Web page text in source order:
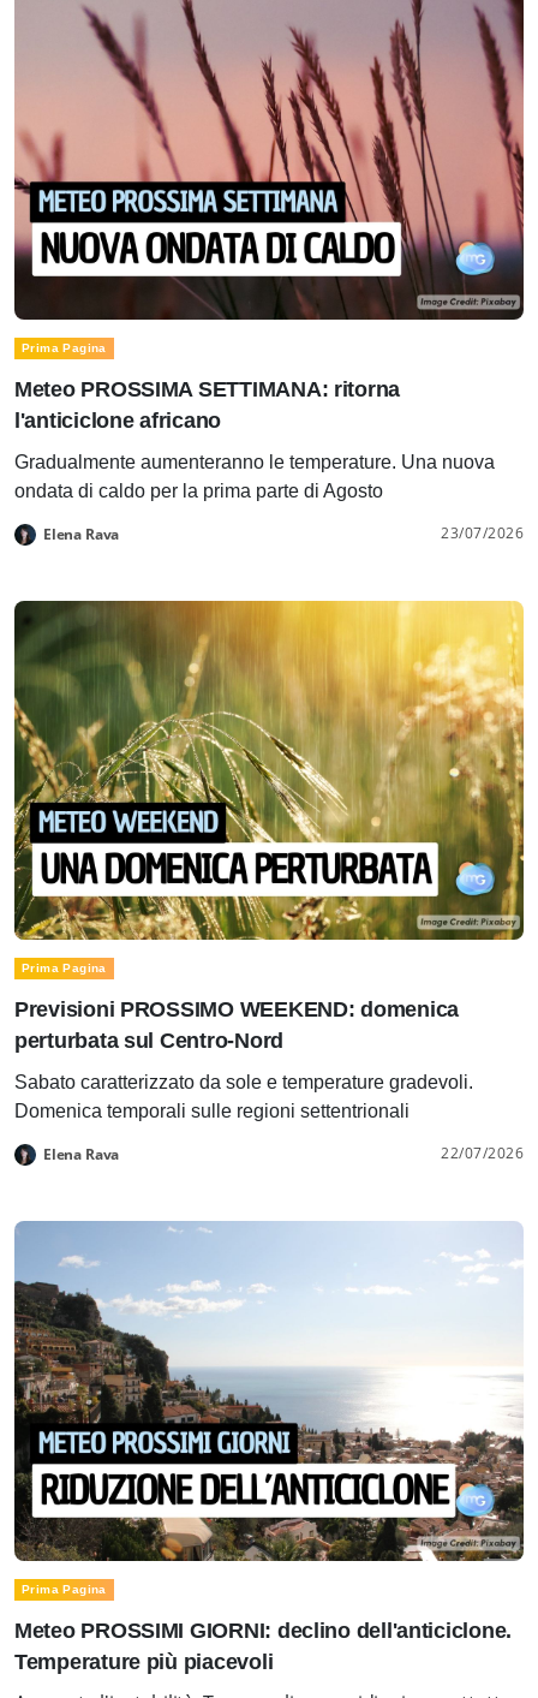
Prima Pagina
Meteo PROSSIMA SETTIMANA: ritorna
l'anticiclone africano
Gradualmente aumenteranno le temperature. Una nuova
ondata di caldo per la prima parte di Agosto
Elena Rava 23/07/2026
Prima Pagina
Previsioni PROSSIMO WEEKEND: domenica
perturbata sul Centro-Nord
Sabato caratterizzato da sole e temperature gradevoli.
Domenica temporali sulle regioni settentrionali
Elena Rava 22/07/2026
Prima Pagina
Meteo PROSSIMI GIORNI: declino dell'anticiclone.
Temperature più piacevoli